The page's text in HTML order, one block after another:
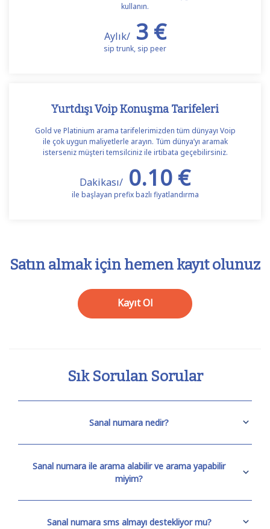
kullanın.
Aylık/3 €
sip trunk, sip peer
Yurtdışı Voip Konuşma Tarifeleri
Gold ve Platinium arama tarifelerimizden tüm dünyayı Voip
ile çok uygun maliyetlerle arayın. Tüm dünya’yı aramak
isterseniz müşteri temsilciniz ile irtibata geçebilirsiniz.
Dakikası/ 0.10 €
ile başlayan prefix bazlı fiyatlandırma
Satın almak için hemen kayıt olunuz
Kayıt Ol
Sık Sorulan Sorular
Sanal numara nedir?
Sanal numara ile arama alabilir ve arama yapabilir
miyim?
Sanal numara sms almayı destekliyor mu?